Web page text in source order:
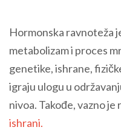
Hormonska ravnoteža
metabolizam i proces
genetike, ishrane,
igraju ulogu u
nivoa. Takođe, vazno je
ishrani.